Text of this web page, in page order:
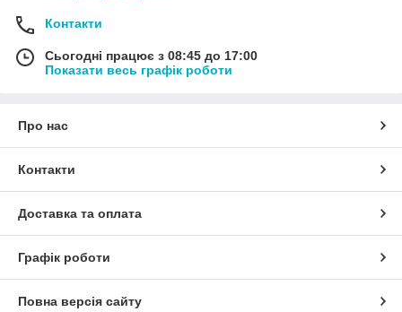
Контакти
Сьогодні працює з 08:45 до 17:00
Показати весь графік роботи
Про нас
Контакти
Доставка та оплата
Графік роботи
Повна версія сайту